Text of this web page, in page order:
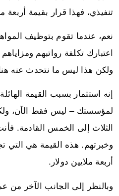
تنفيذي، فهذا قرار بقيمة أربعة
نعم، عندما تقوم بتوظيف
اعتبارك تكلفة رواتبهم
ولكن هذا ليس ما نتحدث عنه
إنه استثمار بسبب القيمة
لمؤسستك – ليس فقط الآن،
الثلاث إلى الخمس القادمة.
وخبرتهم. هذه القيمة هي التي
أربعة ملايين دولار.
وبالنظر إلى الجانب الآخر من